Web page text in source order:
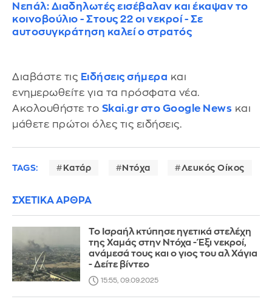
Νεπάλ: Διαδηλωτές εισέβαλαν και έκαψαν το
κοινοβούλιο - Στους 22 οι νεκροί - Σε
αυτοσυγκράτηση καλεί ο στρατός
Διαβάστε τις Ειδήσεις σήμερα και
ενημερωθείτε για τα πρόσφατα νέα.
Ακολουθήστε το Skai.gr στο Google News και
μάθετε πρώτοι όλες τις ειδήσεις.
TAGS: Κατάρ Ντόχα Λευκός Οίκος
ΣΧΕΤΙΚΑ ΑΡΘΡΑ
Το Ισραήλ κτύπησε ηγετικά στελέχη
της Χαμάς στην Ντόχα - Έξι νεκροί,
ανάμεσά τους και ο γιος του αλ Χάγια
- Δείτε βίντεο
15:55, 09.09.2025